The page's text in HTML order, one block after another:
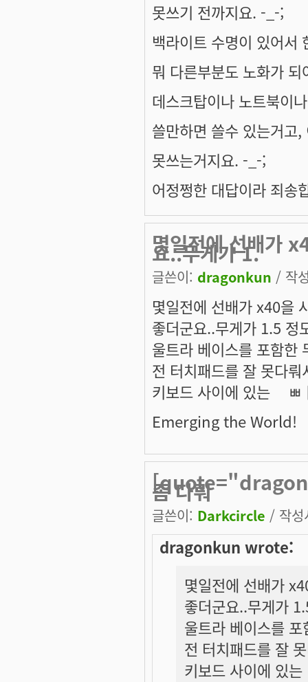
못쓰기 전까지요. -_-;
백라이트 수명이 있어서
뭐 다른부분도 노화가
데스크탑이나 노트북이
쓸만하면 쓸수 있는거고
못쓰는거지요. -_-;
어정쩡한 대답이라 죄송
몇일전에 선배가
요..무게가 1.
글쓴이: dragonkun / 작
몇일전에 선배가 x40을
좋더군요..무게가 1.5 정
울트라 베이스를 포함한
전 터치패드를 잘 못다뤄
키보드 사이에 있는 ㅤ
Emerging the World!
좀 다뤄
글쓴이: Darkcircle / 작
dragonkun wrote:
몇일전에 선배가
좋더군요..무게가
울트라 베이스를
전 터치패드를 잘
키보드 사이에 있